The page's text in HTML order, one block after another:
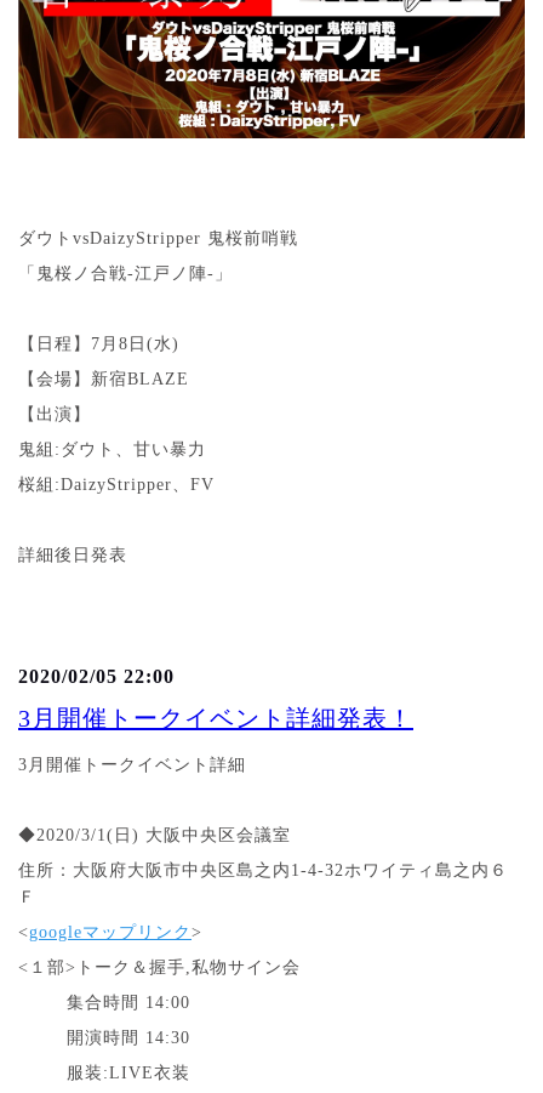
ダウトvsDaizyStripper 鬼桜前哨戦
「鬼桜ノ合戦-江戸ノ陣-」
【日程】7月8日(水)
【会場】新宿BLAZE
【出演】
鬼組:ダウト、甘い暴力
桜組:DaizyStripper、FV
詳細後日発表
2020/02/05 22:00
3月開催トークイベント詳細発表！
3月開催トークイベント詳細
◆2020/3/1(日) 大阪中央区会議室
住所：大阪府大阪市中央区島之内1-4-32ホワイティ島之内６
Ｆ
<googleマップリンク >
<１部>トーク＆握手,私物サイン会
集合時間 14:00
開演時間 14:30
服装:LIVE衣装